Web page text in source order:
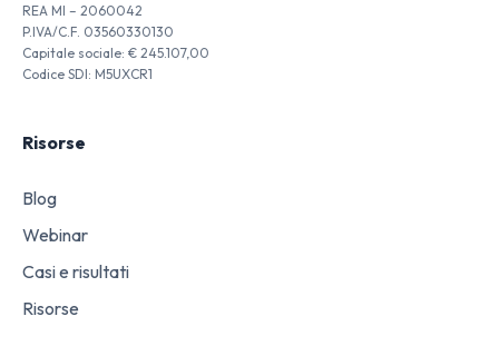
REA MI – 2060042
P.IVA/C.F. 03560330130
Capitale sociale: € 245.107,00
Codice SDI: M5UXCR1
Risorse
Blog
Webinar
Casi e risultati
Risorse